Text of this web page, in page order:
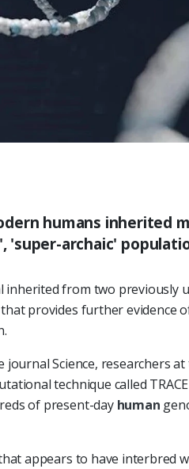
humans inherited
archaic'
inherited from two previously
provides further evidence
Science, researchers
technique called
of present-day human
appears to have interbred